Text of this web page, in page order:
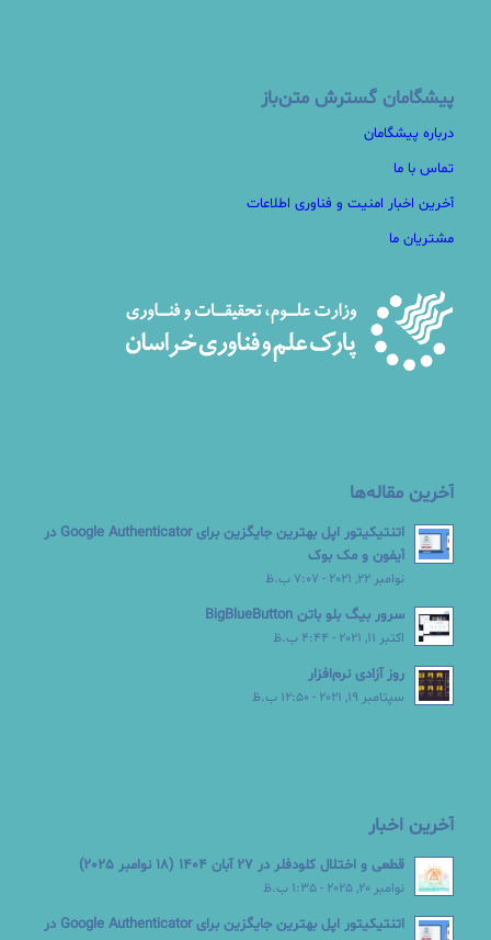
پیشگامان گسترش متن‌باز
درباره پیشگامان
تماس با ما
آخرین اخبار امنیت و فناوری اطلاعات
مشتریان ما
آخرین مقاله‌ها
اتنتیکیتور اپل بهترین جایگزین برای Google Authenticator در
آیفون و مک بوک
نوامبر 22, 2021 - 7:07 ب.ظ
سرور بیگ بلو باتن BigBlueButton
اکتبر 11, 2021 - 4:44 ب.ظ
روز آزادی نرم‌افزار
سپتامبر 19, 2021 - 12:50 ب.ظ
آخرین اخبار
قطعی و اختلال کلودفلر در 27 آبان 1404 (18 نوامبر 2025)
نوامبر 20, 2025 - 1:35 ب.ظ
اتنتیکیتور اپل بهترین جایگزین برای Google Authenticator در